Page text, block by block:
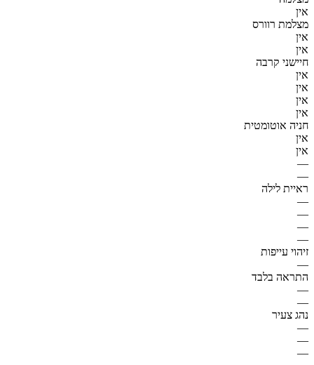
אין
מצלמת רוורס
אין
אין
חיישני קרבה
אין
אין
אין
אין
חניה אוטומטית
אין
אין
—
—
ראיית לילה
—
—
—
—
זיהוי עייפות
—
התראה בלבד
—
—
נהג צעיר
—
—
—